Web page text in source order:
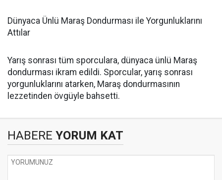
Dünyaca Ünlü Maraş Dondurması ile Yorgunluklarını
Attılar
Yarış sonrası tüm sporculara, dünyaca ünlü Maraş
dondurması ikram edildi. Sporcular, yarış sonrası
yorgunluklarını atarken, Maraş dondurmasının
lezzetinden övgüyle bahsetti.
HABERE YORUM KAT